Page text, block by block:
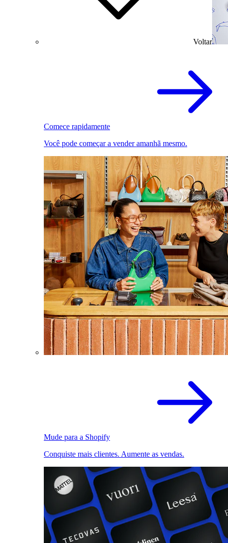
Voltar
Comece rapidamente
Você pode começar a vender amanhã mesmo.
Mude para a Shopify
Conquiste mais clientes. Aumente as vendas.